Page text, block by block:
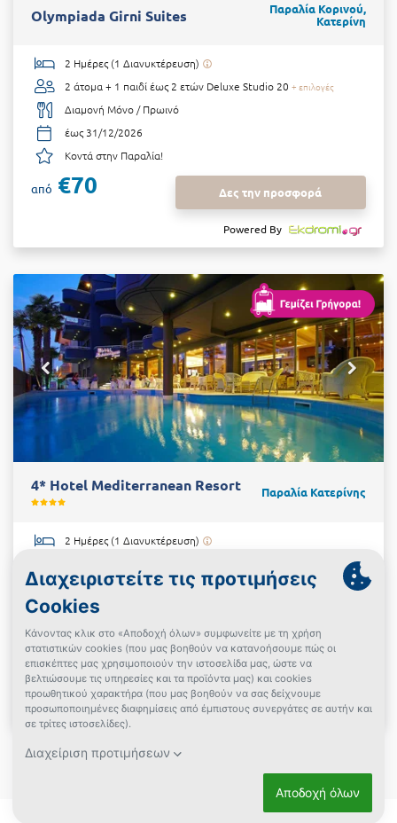
Olympiada Girni Suites
Παραλία Κορινού,
Κατερίνη
2 Ημέρες (1 Διανυκτέρευση)
2 άτομα + 1 παιδί έως 2 ετών Deluxe Studio 20 + επιλογές
Διαμονή Μόνο / Πρωινό
έως 31/12/2026
Κοντά στην Παραλία!
από €70 Δες την προσφορά
Powered By
4* Hotel Mediterranean Resort Παραλία Κατερίνης
2 Ημέρες (1 Διανυκτέρευση)
Πρωινό / Ημιδιατροφή
έως 31/10/2026
Κοντά στην Παραλία!
από€81 Δες την προσφορά
Powered By